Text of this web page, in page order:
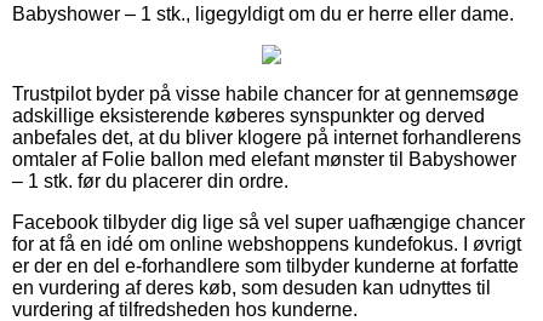
Babyshower – 1 stk., ligegyldigt om du er herre eller dame.
Trustpilot byder på visse habile chancer for at gennemsøge
adskillige eksisterende køberes synspunkter og derved
anbefales det, at du bliver klogere på internet forhandlerens
omtaler af Folie ballon med elefant mønster til Babyshower
– 1 stk. før du placerer din ordre.
Facebook tilbyder dig lige så vel super uafhængige chancer
for at få en idé om online webshoppens kundefokus. I øvrigt
er der en del e-forhandlere som tilbyder kunderne at forfatte
en vurdering af deres køb, som desuden kan udnyttes til
vurdering af tilfredsheden hos kunderne.